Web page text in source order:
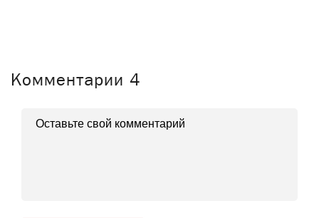
Комментарии 4